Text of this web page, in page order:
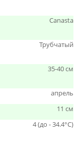
Canasta
Трубчатый
35-40 см
апрель
11 см
4 (до - 34.4°С)